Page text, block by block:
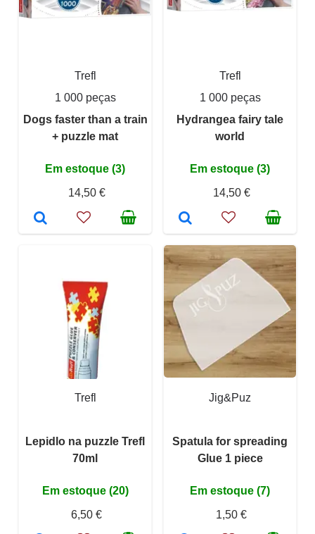
Trefl
1 000 peças
Dogs faster than a train
+ puzzle mat
Em estoque (3)
14,50 €
Trefl
1 000 peças
Hydrangea fairy tale
world
Em estoque (3)
14,50 €
Trefl
Lepidlo na puzzle Trefl
70ml
Em estoque (20)
6,50 €
Jig&Puz
Spatula for spreading
Glue 1 piece
Em estoque (7)
1,50 €